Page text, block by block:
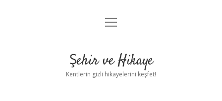
Anasayfa
Yasal Uyarı
menüyü
Şehir ve Hikaye
Kentlerin gizli hikayelerini keşfet!